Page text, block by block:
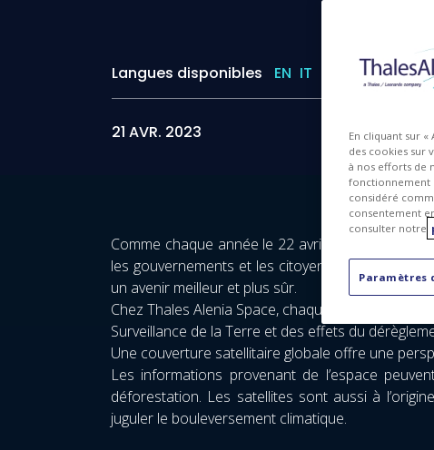
Langues disponibles EN IT
21 AVR. 2023
Comme chaque année le 22 avril, nous tenons
les gouvernements et les citoyens du monde
un avenir meilleur et plus sûr.
Chez Thales Alenia Space, chaque jour est un
Surveillance de la Terre et des effets du
Une couverture satellitaire globale offre une
Les informations provenant de l’espace
déforestation. Les satellites sont aussi à
juguler le bouleversement climatique.
En cliquant sur
des cookies sur
à nos efforts de
fonctionnement
considéré
consentement
consulter notre
Paramètres